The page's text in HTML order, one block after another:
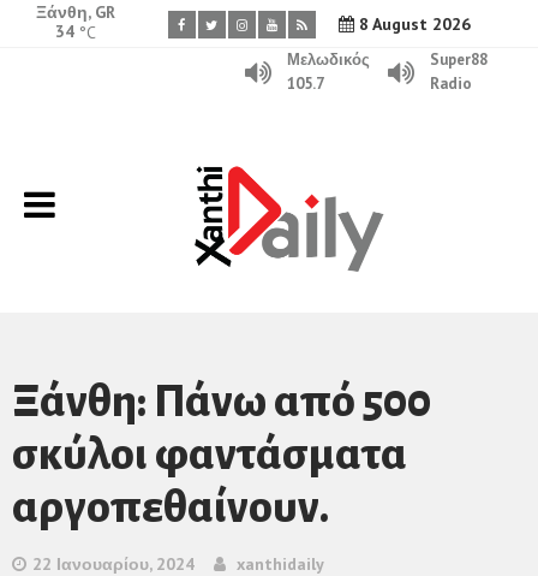
8 August 2026
Ξάνθη, GR
34 °C
Μελωδικός
105.7
Super88
Radio
Ξάνθη: Πάνω από 500
σκύλοι φαντάσματα
αργοπεθαίνουν.
22 Ιανουαρίου, 2024 xanthidaily